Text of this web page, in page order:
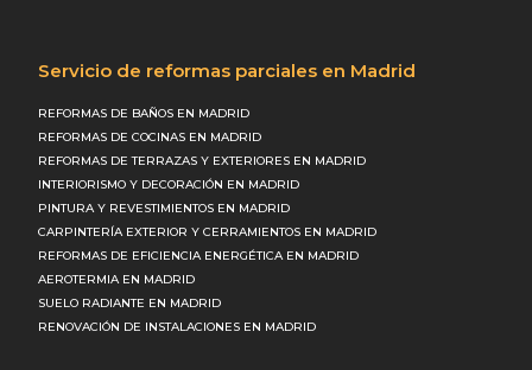
Servicio de reformas parciales en Madrid
REFORMAS DE BAÑOS EN MADRID
REFORMAS DE COCINAS EN MADRID
REFORMAS DE TERRAZAS Y EXTERIORES EN MADRID
INTERIORISMO Y DECORACIÓN EN MADRID
PINTURA Y REVESTIMIENTOS EN MADRID
CARPINTERÍA EXTERIOR Y CERRAMIENTOS EN MADRID
REFORMAS DE EFICIENCIA ENERGÉTICA EN MADRID
AEROTERMIA EN MADRID
SUELO RADIANTE EN MADRID
RENOVACIÓN DE INSTALACIONES EN MADRID